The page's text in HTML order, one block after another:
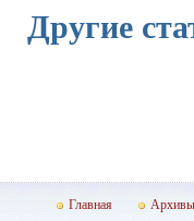
Другие
Главная Архивы